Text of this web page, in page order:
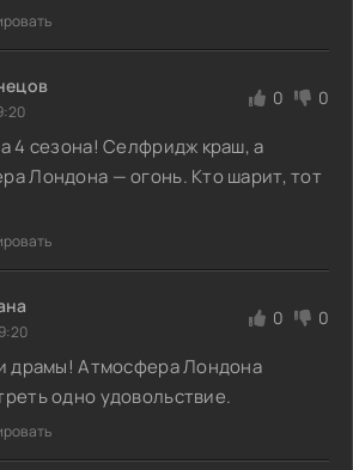
0 0
4 сезона! Селфридж краш, а
Лондона — огонь. Кто шарит, тот
0 0
драмы! Атмосфера Лондона
одно удовольствие.